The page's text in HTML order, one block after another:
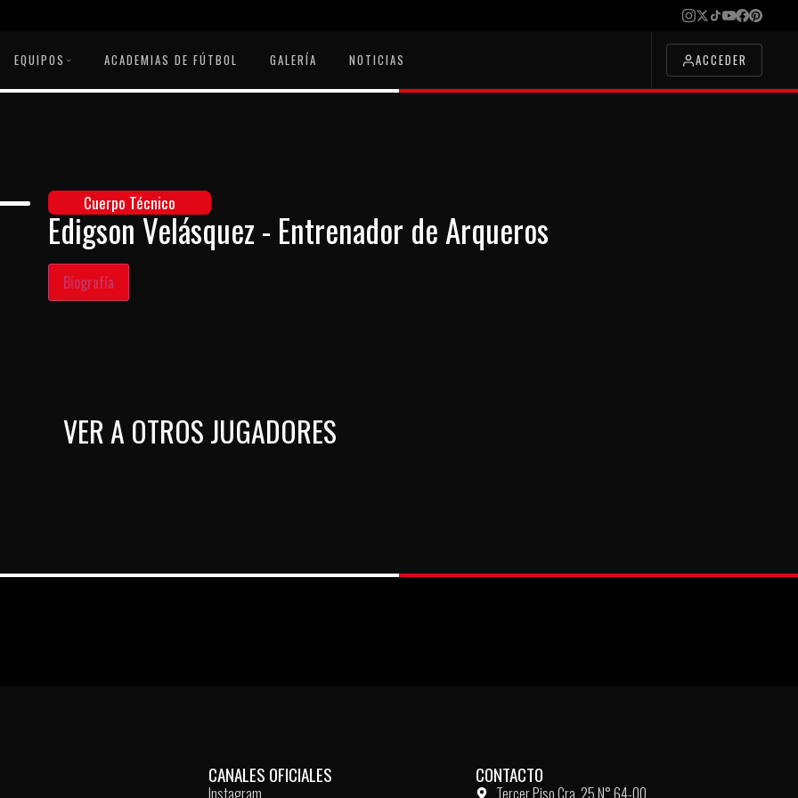
EQUIPOS ACADEMIAS DE FÚTBOL GALERÍA NOTICIAS ACCEDER
Cuerpo Técnico
Edigson Velásquez - Entrenador de Arqueros
Biografía
VER A OTROS JUGADORES
CANALES OFICIALES
Instagram
CONTACTO
Tercer Piso Cra. 25 N° 64-00